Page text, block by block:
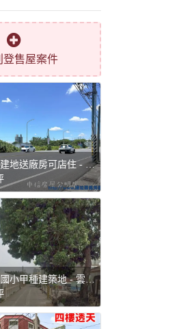
登售屋案件
北港近武德宮買建地送廠房可店住 - 雲林縣北港鎮售屋
雲林北港近僑美國小甲種建築地 - 雲林縣北港鎮售屋